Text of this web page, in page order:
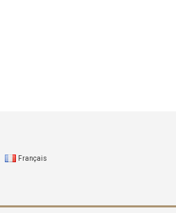
Français